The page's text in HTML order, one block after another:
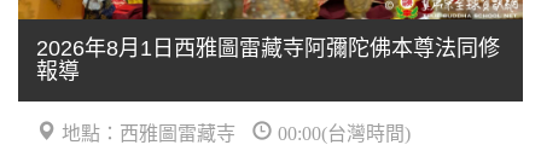
2026年8月1日西雅圖雷藏寺阿彌陀佛本尊法同修
報導
地點：西雅圖雷藏寺 00:00(台灣時間)